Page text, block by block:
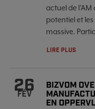
actuel de l'AM
potentiel et
massive.
LIRE PLUS
26
FÉV
BIZVOM
EN